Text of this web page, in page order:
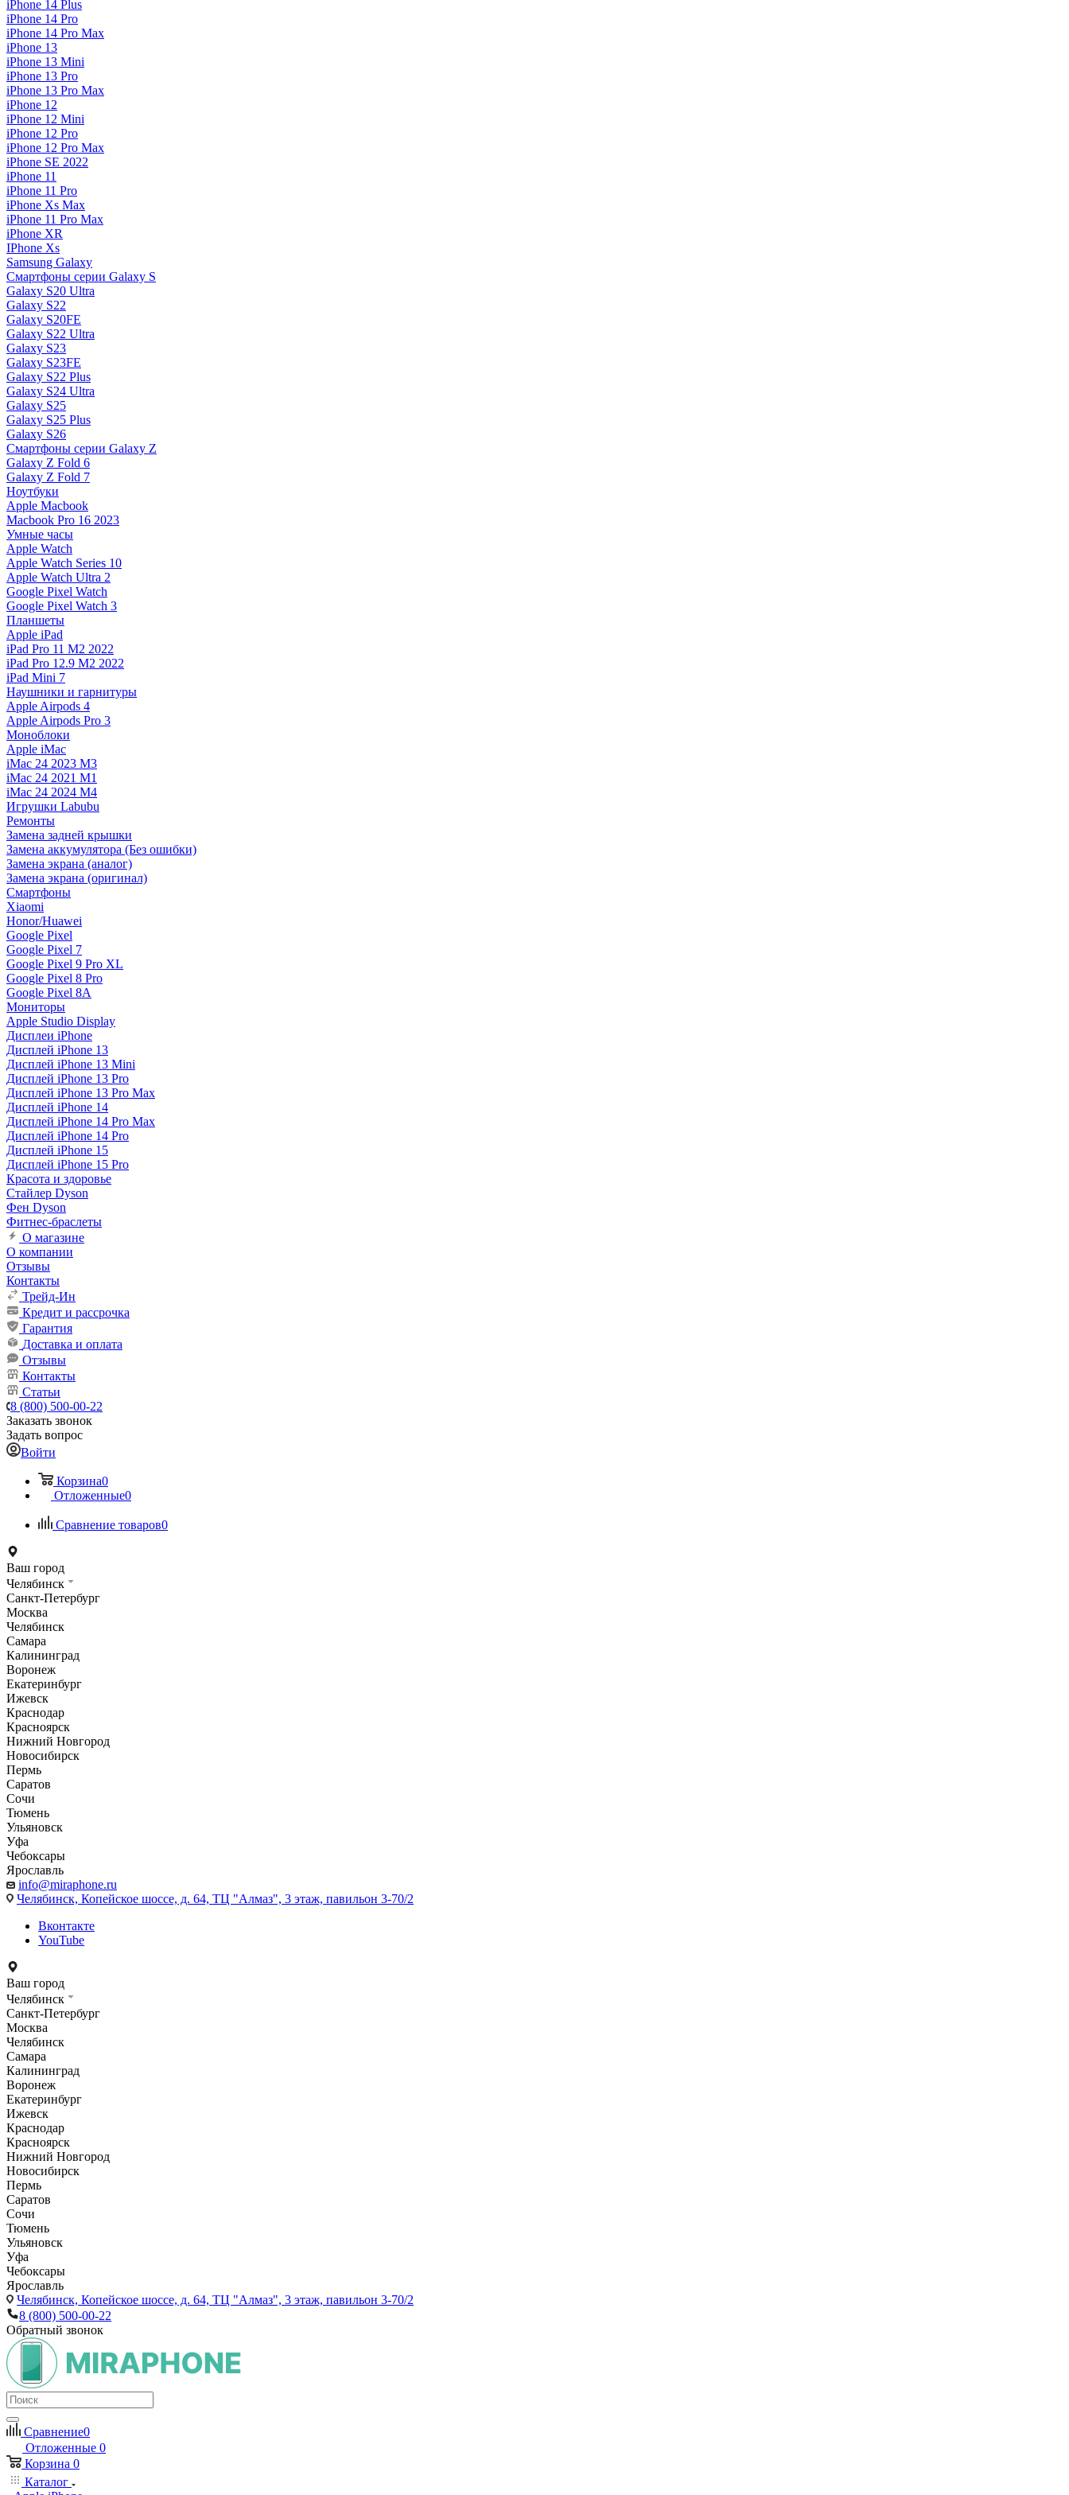
iPhone 14 Plus
iPhone 14 Pro
iPhone 14 Pro Max
iPhone 13
iPhone 13 Mini
iPhone 13 Pro
iPhone 13 Pro Max
iPhone 12
iPhone 12 Mini
iPhone 12 Pro
iPhone 12 Pro Max
iPhone SE 2022
iPhone 11
iPhone 11 Pro
iPhone Xs Max
iPhone 11 Pro Max
iPhone XR
IPhone Xs
Samsung Galaxy
Смартфоны серии Galaxy S
Galaxy S20 Ultra
Galaxy S22
Galaxy S20FE
Galaxy S22 Ultra
Galaxy S23
Galaxy S23FE
Galaxy S22 Plus
Galaxy S24 Ultra
Galaxy S25
Galaxy S25 Plus
Galaxy S26
Смартфоны серии Galaxy Z
Galaxy Z Fold 6
Galaxy Z Fold 7
Ноутбуки
Apple Macbook
Macbook Pro 16 2023
Умные часы
Apple Watch
Apple Watch Series 10
Apple Watch Ultra 2
Google Pixel Watch
Google Pixel Watch 3
Планшеты
Apple iPad
iPad Pro 11 M2 2022
iPad Pro 12.9 M2 2022
iPad Mini 7
Наушники и гарнитуры
Apple Airpods 4
Apple Airpods Pro 3
Моноблоки
Apple iMac
iMac 24 2023 M3
iMac 24 2021 M1
iMac 24 2024 M4
Игрушки Labubu
Ремонты
Замена задней крышки
Замена аккумулятора (Без ошибки)
Замена экрана (аналог)
Замена экрана (оригинал)
Смартфоны
Xiaomi
Honor/Huawei
Google Pixel
Google Pixel 7
Google Pixel 9 Pro XL
Google Pixel 8 Pro
Google Pixel 8A
Мониторы
Apple Studio Display
Дисплеи iPhone
Дисплей iPhone 13
Дисплей iPhone 13 Mini
Дисплей iPhone 13 Pro
Дисплей iPhone 13 Pro Max
Дисплей iPhone 14
Дисплей iPhone 14 Pro Max
Дисплей iPhone 14 Pro
Дисплей iPhone 15
Дисплей iPhone 15 Pro
Красота и здоровье
Стайлер Dyson
Фен Dyson
Фитнес-браслеты
О магазине
О компании
Отзывы
Контакты
Трейд-Ин
Кредит и рассрочка
Гарантия
Доставка и оплата
Отзывы
Контакты
Статьи
8 (800) 500-00-22
Заказать звонок
Задать вопрос
Войти
Корзина0
Отложенные0
Сравнение товаров0
Ваш город
Челябинск
Санкт-Петербург
Москва
Челябинск
Самара
Калининград
Воронеж
Екатеринбург
Ижевск
Краснодар
Красноярск
Нижний Новгород
Новосибирск
Пермь
Саратов
Сочи
Тюмень
Ульяновск
Уфа
Чебоксары
Ярославль
info@miraphone.ru
Челябинск, Копейское шоссе, д. 64, ТЦ "Алмаз", 3 этаж, павильон 3-70/2
Вконтакте
YouTube
Ваш город
Челябинск
Санкт-Петербург
Москва
Челябинск
Самара
Калининград
Воронеж
Екатеринбург
Ижевск
Краснодар
Красноярск
Нижний Новгород
Новосибирск
Пермь
Саратов
Сочи
Тюмень
Ульяновск
Уфа
Чебоксары
Ярославль
Челябинск, Копейское шоссе, д. 64, ТЦ "Алмаз", 3 этаж, павильон 3-70/2
8 (800) 500-00-22
Обратный звонок
Сравнение0
Отложенные 0
Корзина 0
Каталог